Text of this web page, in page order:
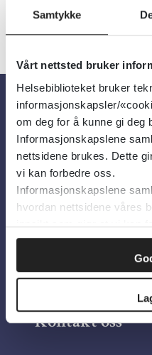
Samtykke
Vårt nettsted bruker
Helsebiblioteket bruker
informasjonskapsler/
om deg for å kunne gi deg
Informasjonskapslene
nettsidene brukes. Dette
vi kan forbedre oss.
Informasjonskapslene
hvordan nettsidene våres
innsikt som gjør at vi kan
« 1
Om oss
Om Helsebiblioteket
Personvern og
Information in English
Bilder fra
Kontakt oss